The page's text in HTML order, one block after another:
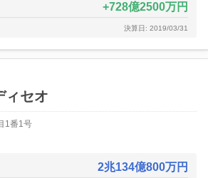
728億2500万円
決算日: 2019/03/31
ィセオ
1番1号
2兆134億800万円